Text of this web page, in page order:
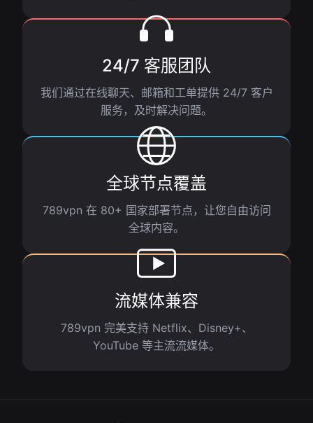
24/7 客服团队
我们通过在线聊天、邮箱和工单提供 24/7 客户
服务，及时解决问题。
全球节点覆盖
789vpn 在 80+ 国家部署节点，让您自由访问
全球内容。
流媒体兼容
789vpn 完美支持 Netflix、Disney+、
YouTube 等主流流媒体。